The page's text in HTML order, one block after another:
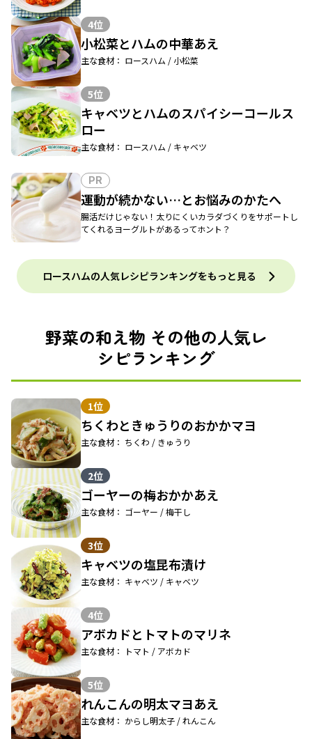
4位
小松菜とハムの中華あえ
主な食材： ロースハム / 小松菜
5位
キャベツとハムのスパイシーコールス
ロー
主な食材： ロースハム / キャベツ
PR
運動が続かない…とお悩みのかたへ
腸活だけじゃない！太りにくいカラダづくりをサポートし
てくれるヨーグルトがあるってホント？
ロースハムの人気レシピランキングをもっと見る
野菜の和え物 その他の人気レ
シピランキング
1位
ちくわときゅうりのおかかマヨ
主な食材： ちくわ / きゅうり
2位
ゴーヤーの梅おかかあえ
主な食材： ゴーヤー / 梅干し
3位
キャベツの塩昆布漬け
主な食材： キャベツ / キャベツ
4位
アボカドとトマトのマリネ
主な食材： トマト / アボカド
5位
れんこんの明太マヨあえ
主な食材： からし明太子 / れんこん